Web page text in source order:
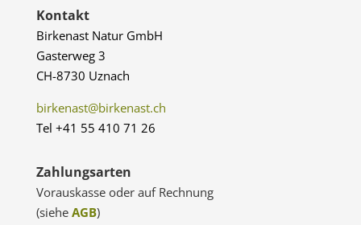
Kontakt
Birkenast Natur GmbH
Gasterweg 3
CH-8730 Uznach
birkenast@birkenast.ch
Tel +41 55 410 71 26
Zahlungsarten
Vorauskasse oder auf Rechnung
(siehe AGB)